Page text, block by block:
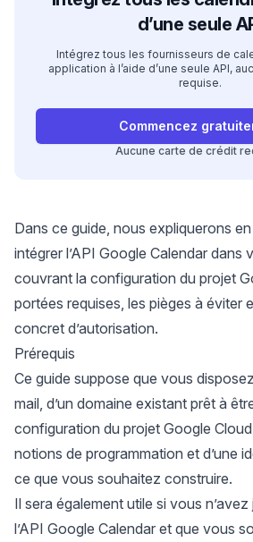
d’une seule
Intégrez tous les fournisseurs de
application à l’aide d’une seule API,
requise.
Commencez
Aucune carte de crédit
Dans ce guide, nous expliquerons
intégrer l’API Google Calendar dans
couvrant la configuration du projet
portées requises, les pièges à éviter
concret d’autorisation.
Prérequis
Ce guide suppose que vous
mail, d’un domaine existant prêt à
configuration du projet Google
notions de programmation et d’une
ce que vous souhaitez construire.
Il sera également utile si vous
l’API Google Calendar et que vous